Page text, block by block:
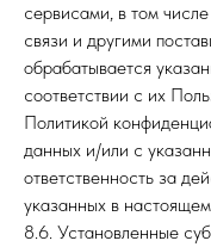
сервисами, в том
связи и другими
обрабатывается
соответствии с их
Политикой
данных и/или с
ответственность за
указанных в
8.6. Установленные